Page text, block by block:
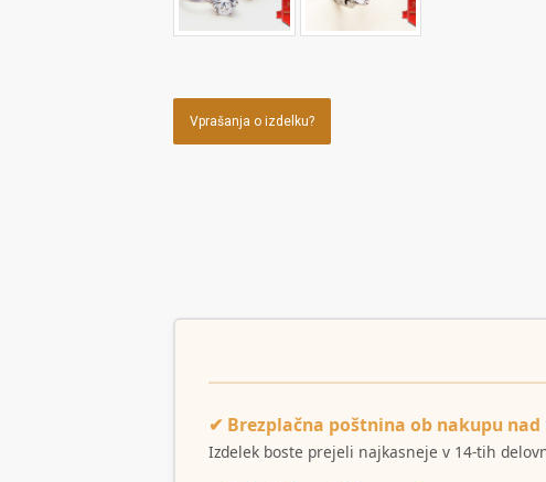
Vprašanja o izdelku?
✔ Brezplačna poštnina ob nakupu nad
Izdelek boste prejeli najkasneje v 14-tih